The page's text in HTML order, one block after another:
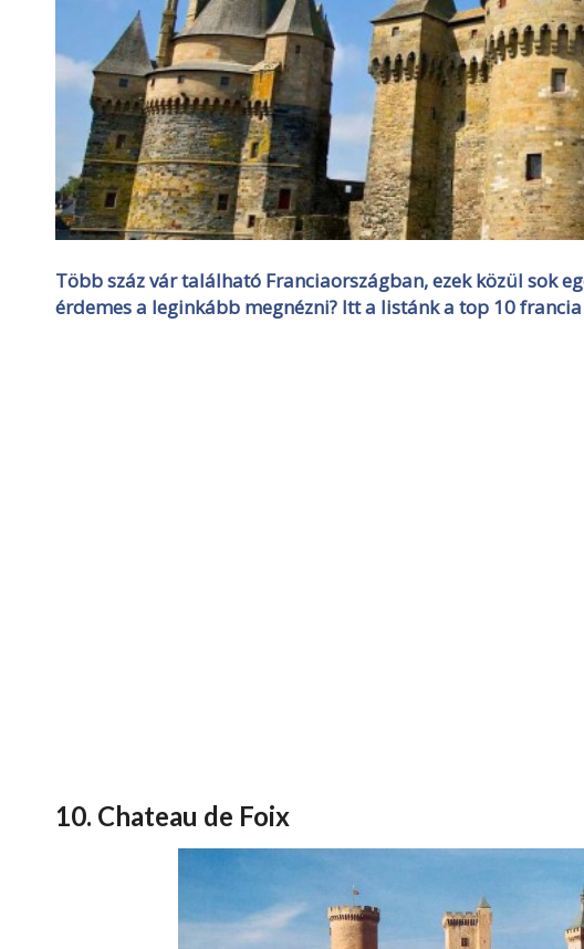
Több száz vár található Franciaországban, ezek közül sok
érdemes a leginkább megnézni? Itt a listánk a top 10
10. Chateau de Foix